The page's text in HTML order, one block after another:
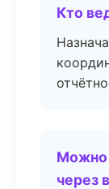
Кто
Можно
через